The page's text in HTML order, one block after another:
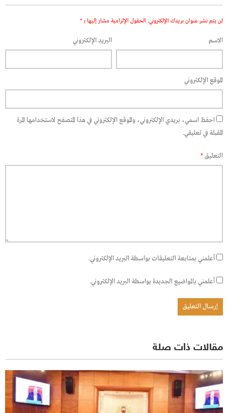
لن يتم نشر عنوان بريدك الإلكتروني. الحقول الإلزامية مشار إليها بـ *
الاسم البريد الإلكتروني
الموقع الإلكتروني
احفظ اسمي، بريدي الإلكتروني، والموقع الإلكتروني في هذا المتصفح لاستخدامها المرة
المقبلة في تعليقي.
التعليق*
أعلمني بمتابعة التعليقات بواسطة البريد الإلكتروني.
أعلمني بالمواضيع الجديدة بواسطة البريد الإلكتروني.
مقالات ذات صلة